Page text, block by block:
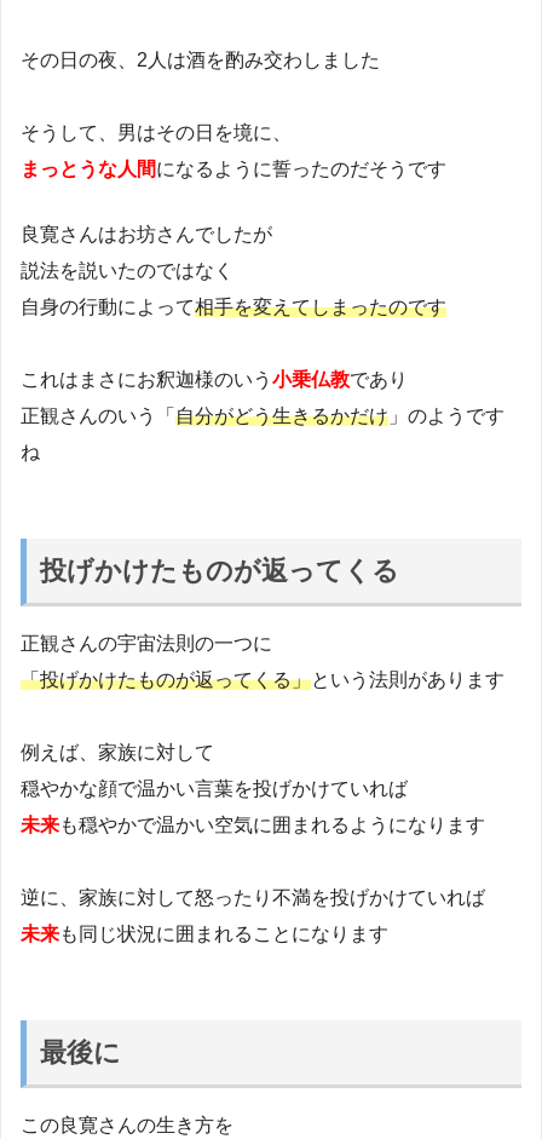
その日の夜、2人は酒を酌み交わしました
そうして、男はその日を境に、
まっとうな人間になるように誓ったのだそうです
良寛さんはお坊さんでしたが
説法を説いたのではなく
自身の行動によって相手を変えてしまったのです
これはまさにお釈迦様のいう 小乗仏教であり
正観さんのいう「 自分がどう生きるかだけ 」のようです
ね
投げかけたものが返ってくる
正観さんの宇宙法則の一つに
「投げかけたものが返ってくる」という法則があります
例えば、家族に対して
穏やかな顔で温かい言葉を投げかけていれば
未来も穏やかで温かい空気に囲まれるようになります
逆に、家族に対して怒ったり不満を投げかけていれば
未来も同じ状況に囲まれることになります
最後に
この良寛さんの生き方を